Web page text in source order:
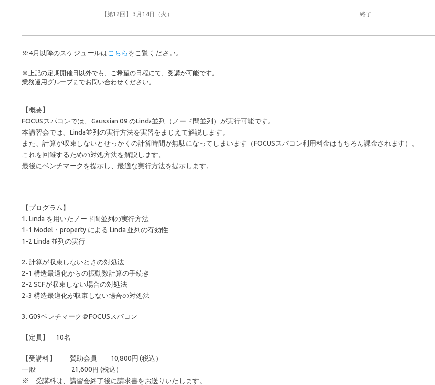
【第12回】 3月14日（火） 終了
※4月以降のスケジュールはこちらをご覧ください。
※上記の定期開催日以外でも、ご希望の日程にて、受講が可能です。
業務運用グループまでお問い合わせください。
【概要】
FOCUSスパコンでは、Gaussian 09 のLinda並列（ノード間並列）が実行可能です。
本講習会では、Linda並列の実行方法を実習をまじえて解説します。
また、計算が収束しないとせっかくの計算時間が無駄になってしまいます（FOCUSスパコン利用料金はもちろん課金されます）。
これを回避するための対処方法を解説します。
最後にベンチマークを提示し、最適な実行方法を提示します。
【プログラム】
1. Linda を用いたノード間並列の実行方法
1-1 Model・property による Linda 並列の有効性
1-2 Linda 並列の実行
2. 計算が収束しないときの対処法
2-1 構造最適化からの振動数計算の手続き
2-2 SCFが収束しない場合の対処法
2-3 構造最適化が収束しない場合の対処法
3. G09ベンチマーク＠FOCUSスパコン
【定員】 10名
【受講料】 賛助会員 10,800円 (税込）
一般 21,600円 (税込）
※ 受講料は、講習会終了後に請求書をお送りいたします。